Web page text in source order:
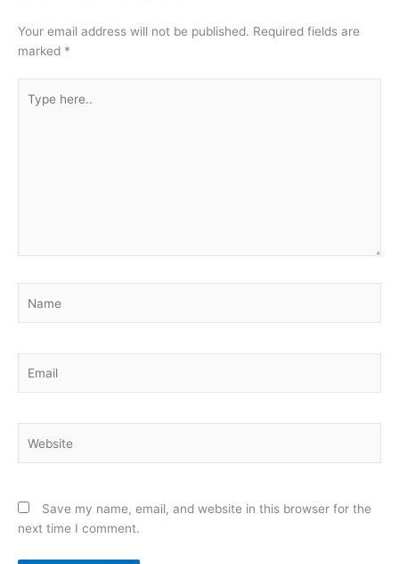
Your email address will not be published. Required fields are
marked *
here..
Save my name, email, and website in this browser for the
next time I comment.